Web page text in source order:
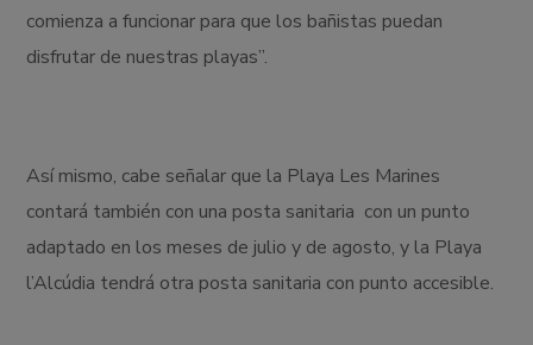
comienza a funcionar para que los bañistas puedan
disfrutar de nuestras playas”.
Así mismo, cabe señalar que la Playa Les Marines
contará también con una posta sanitaria con un punto
adaptado en los meses de julio y de agosto, y la Playa
l’Alcúdia tendrá otra posta sanitaria con punto accesible.